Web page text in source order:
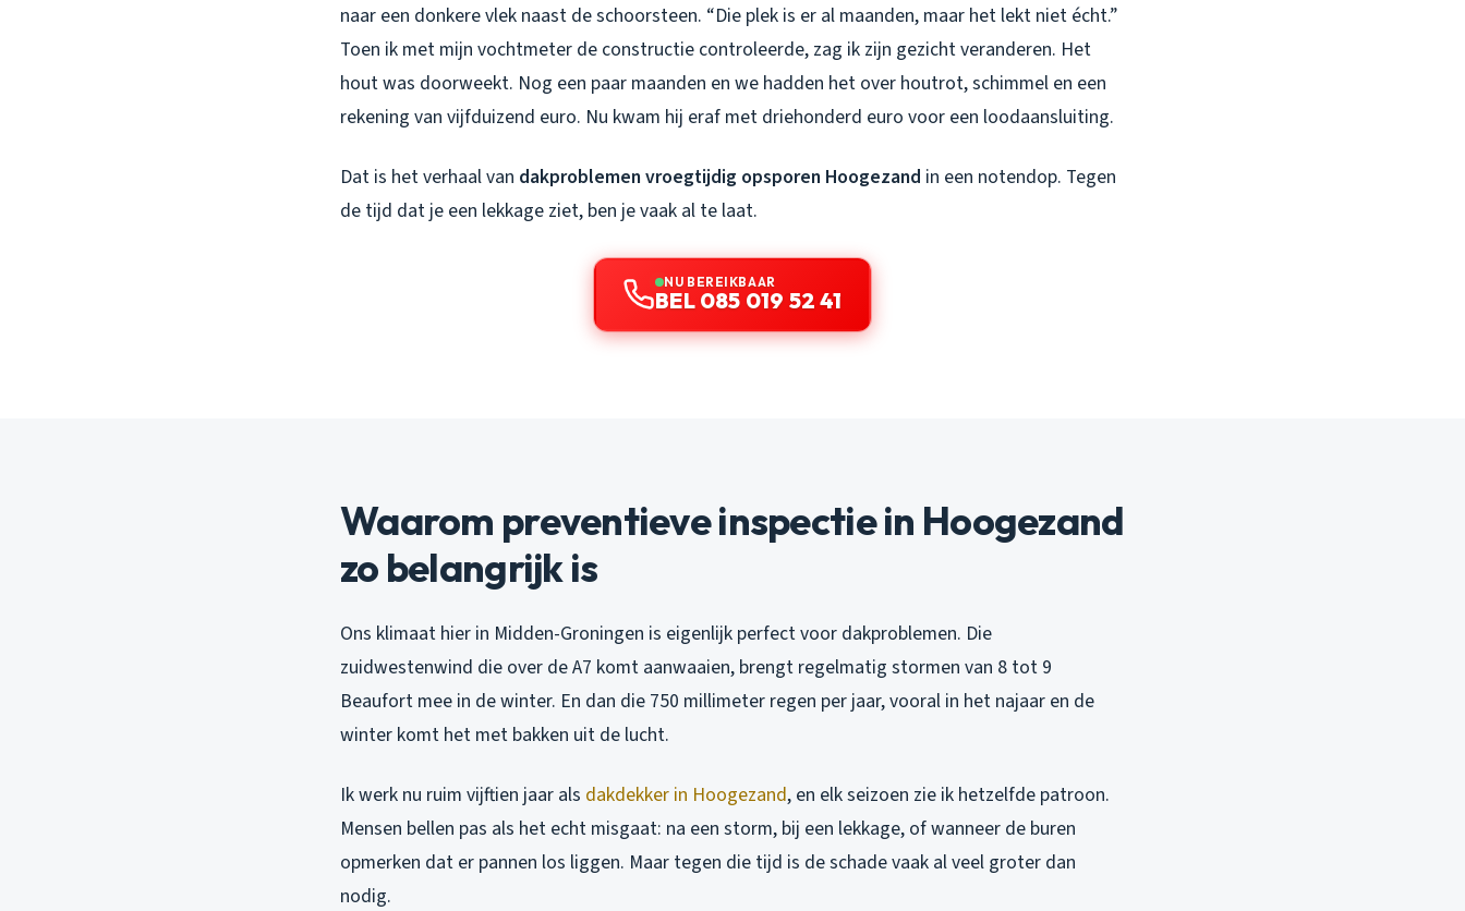
naar een donkere vlek naast de schoorsteen. “Die plek is er al maanden, maar het lekt niet écht.”
Toen ik met mijn vochtmeter de constructie controleerde, zag ik zijn gezicht veranderen. Het
hout was doorweekt. Nog een paar maanden en we hadden het over houtrot, schimmel en een
rekening van vijfduizend euro. Nu kwam hij eraf met driehonderd euro voor een loodaansluiting.
Dat is het verhaal van dakproblemen vroegtijdig opsporen Hoogezand in een notendop. Tegen
de tijd dat je een lekkage ziet, ben je vaak al te laat.
NU BEREIKBAAR
BEL 085 019 52 41
Waarom preventieve inspectie in Hoogezand
zo belangrijk is
Ons klimaat hier in Midden-Groningen is eigenlijk perfect voor dakproblemen. Die
zuidwestenwind die over de A7 komt aanwaaien, brengt regelmatig stormen van 8 tot 9
Beaufort mee in de winter. En dan die 750 millimeter regen per jaar, vooral in het najaar en de
winter komt het met bakken uit de lucht.
Ik werk nu ruim vijftien jaar als dakdekker in Hoogezand, en elk seizoen zie ik hetzelfde patroon.
Mensen bellen pas als het echt misgaat: na een storm, bij een lekkage, of wanneer de buren
opmerken dat er pannen los liggen. Maar tegen die tijd is de schade vaak al veel groter dan
nodig.